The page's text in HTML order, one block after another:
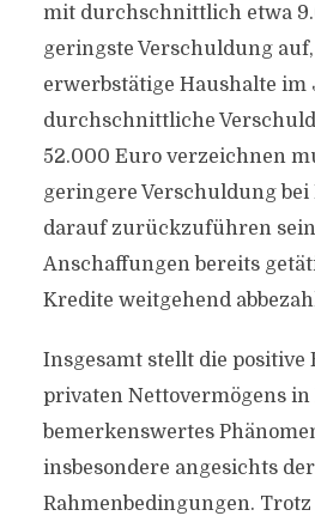
mit durchschnittlich etwa
geringste Verschuldung
erwerbstätige Haushalte im
durchschnittliche
52.000 Euro verzeichnen
geringere Verschuldung
darauf zurückzuführen
Anschaffungen bereits
Kredite weitgehend
Insgesamt stellt die
privaten Nettovermögens
bemerkenswertes
insbesondere angesichts
Rahmenbedingungen.